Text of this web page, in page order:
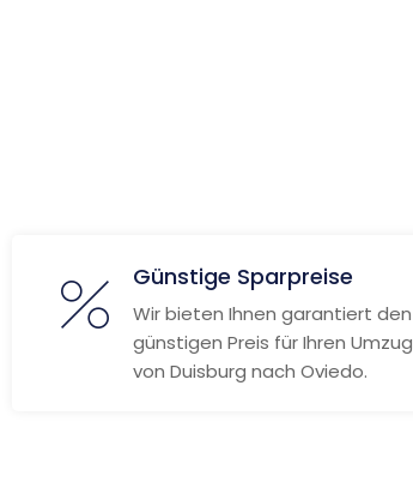
Günstige Sparpreise
Wir bieten Ihnen garantiert den
günstigen Preis für Ihren Umzug
von Duisburg nach Oviedo.